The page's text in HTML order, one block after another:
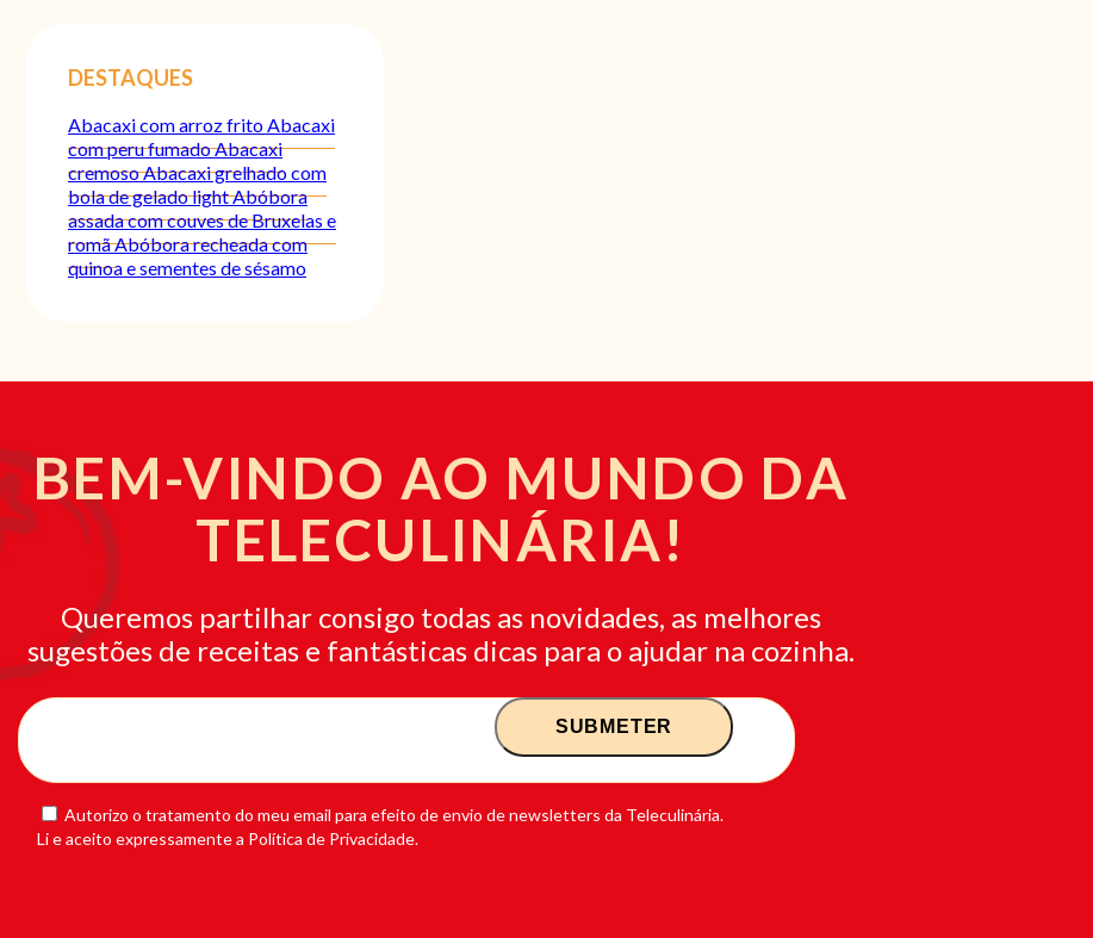
DESTAQUES
Abacaxi com arroz fritoAbacaxi
com peru fumadoAbacaxi
cremosoAbacaxi grelhado com
bola de gelado lightAbóbora
assada com couves de Bruxelas e
romãAbóbora recheada com
quinoa e sementes de sésamo
BEM-VINDO AO MUNDO DA
TELECULINÁRIA!
Queremos partilhar consigo todas as novidades, as melhores
sugestões de receitas e fantásticas dicas para o ajudar na cozinha.
Autorizo o tratamento do meu email para efeito de envio de newsletters da Teleculinária.
Li e aceito expressamente a Política de Privacidade.